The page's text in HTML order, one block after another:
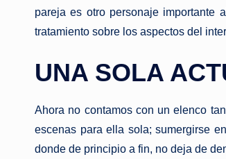
pareja es otro personaje importante
tratamiento sobre los aspectos del
UNA SOLA
Ahora no contamos con un elenco
escenas para ella sola; sumergirse
donde de principio a fin, no deja de